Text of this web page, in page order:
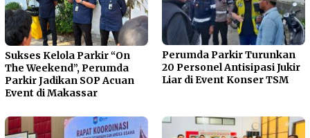
Sukses Kelola Parkir “On
The Weekend”, Perumda
Parkir Jadikan SOP Acuan
Event di Makassar
Perumda Parkir Turunkan
20 Personel Antisipasi Jukir
Liar di Event Konser TSM